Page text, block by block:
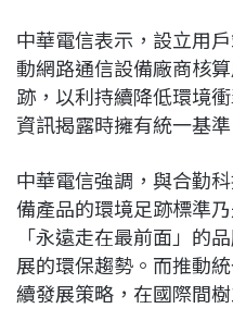
中華電信表示，設立用
動網路通信設備廠商核
跡，以利持續降低環境
資訊揭露時擁有統一基
中華電信強調，與合勤
備產品的環境足跡標準
「永遠走在最前面」的
展的環保趨勢。而推動
續發展策略，在國際間